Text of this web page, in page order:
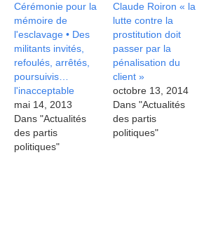
Cérémonie pour la
mémoire de
l'esclavage • Des
militants invités,
refoulés, arrêtés,
poursuivis…
l'inacceptable
mai 14, 2013
Dans "Actualités
des partis
politiques"
Claude Roiron « la
lutte contre la
prostitution doit
passer par la
pénalisation du
client »
octobre 13, 2014
Dans "Actualités
des partis
politiques"